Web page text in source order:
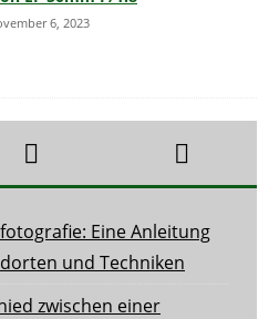
6, 2023
Eine Anleitung
und Techniken
zwischen einer